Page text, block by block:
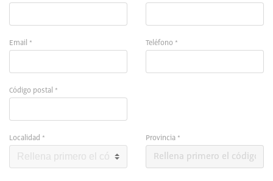
Email * Teléfono *
Código postal *
Localidad * Provincia *